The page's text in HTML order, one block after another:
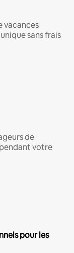
vacances
sans frais
de
votre
pour les